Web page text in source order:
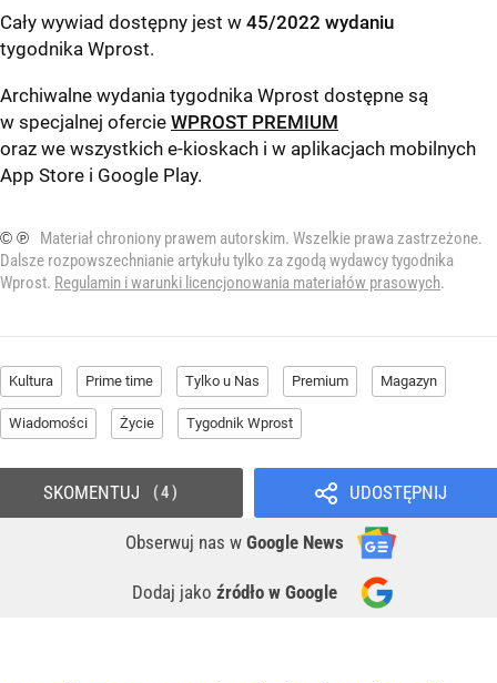
Cały wywiad dostępny jest w 45/2022 wydaniu
tygodnika Wprost.
Archiwalne wydania tygodnika Wprost dostępne są
w specjalnej ofercie WPROST PREMIUM
oraz we wszystkich e-kioskach i w aplikacjach mobilnych
App Store i Google Play.
© ℗
Materiał chroniony prawem autorskim. Wszelkie prawa zastrzeżone.
Dalsze rozpowszechnianie artykułu tylko za zgodą wydawcy tygodnika
Wprost. Regulamin i warunki licencjonowania materiałów prasowych.
Kultura Prime time Tylko u Nas Premium Magazyn
Wiadomości Życie Tygodnik Wprost
UDOSTĘPNIJ
Obserwuj nas w Google News
Dodaj jako źródło w Google
SKOMENTUJ 4